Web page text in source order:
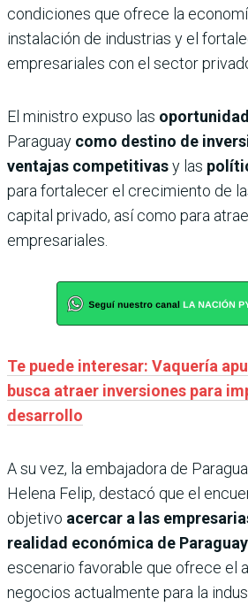
condiciones que ofrece la
instalación de industrias y el
empresariales con el sector
El ministro expuso las
Paraguay como destino de
ventajas competitivasy las
para fortalecer el crecimiento de
capital privado, así como para
empresariales.
Te puede interesar: Vaquería
busca atraer inversiones para
desarrollo
A su vez, la embajadora de
Helena Felip, destacó que el
objetivo acercar a las
realidad económica de Paraguay
escenario favorable que ofrece el
negocios actualmente para la